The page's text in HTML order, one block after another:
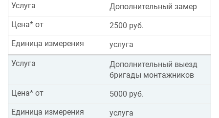
Дополнительный замер
Услуга
2500 руб.
Цена* от
услуга
Единица измерения
Дополнительный выезд
бригады монтажников
Услуга
5000 руб.
Цена* от
услуга
Единица измерения